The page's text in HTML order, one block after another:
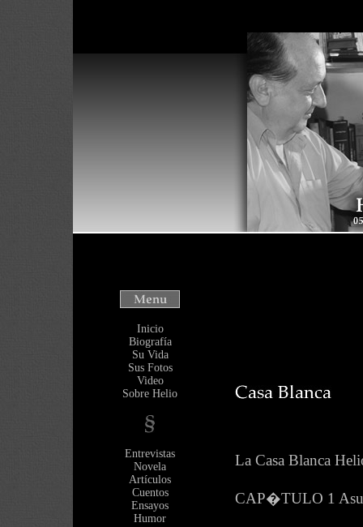
Inicio
Biografía
Su Vida
Sus Fotos
Video
Sobre Helio
Entrevistas
Novela
Artículos
Cuentos
Ensayos
Humor
La Casa Blanca
CAP�TULO 1